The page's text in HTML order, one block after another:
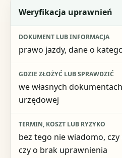
Weryfikacja uprawnień
prawo jazdy, dane o
we własnych
urzędowej
bez tego nie wiadomo,
czy o brak uprawnienia